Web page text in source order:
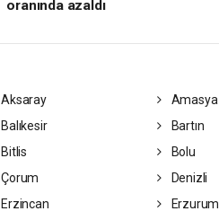
oranında azaldı
Aksaray
Amasya
Balıkesir
Bartın
Bitlis
Bolu
Çorum
Denizli
Erzincan
Erzurum